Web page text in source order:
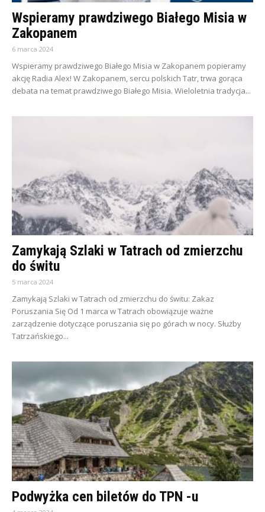
Wspieramy prawdziwego Białego Misia w
Zakopanem
6 marca 2024
Wspieramy prawdziwego Białego Misia w Zakopanem popieramy
akcję Radia Alex! W Zakopanem, sercu polskich Tatr, trwa gorąca
debata na temat prawdziwego Białego Misia. Wieloletnia tradycja...
Zamykają Szlaki w Tatrach od zmierzchu
do świtu
5 marca 2024
Zamykają Szlaki w Tatrach od zmierzchu do świtu: Zakaz
Poruszania Się Od 1 marca w Tatrach obowiązuje ważne
zarządzenie dotyczące poruszania się po górach w nocy. Służby
Tatrzańskiego...
Podwyżka cen biletów do TPN -u